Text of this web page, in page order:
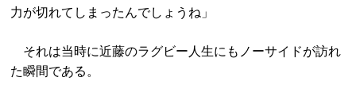
力が切れてしまったんでしょうね」
それは当時に近藤のラグビー人生にもノーサイドが訪れ
た瞬間である。